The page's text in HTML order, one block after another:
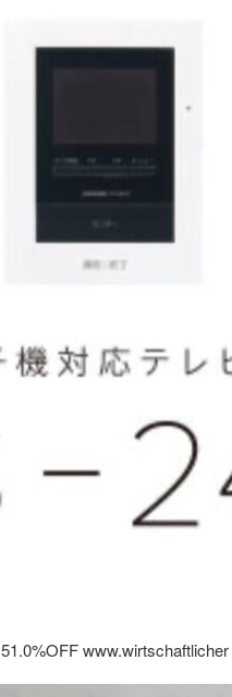
www.wirtschaftlicher